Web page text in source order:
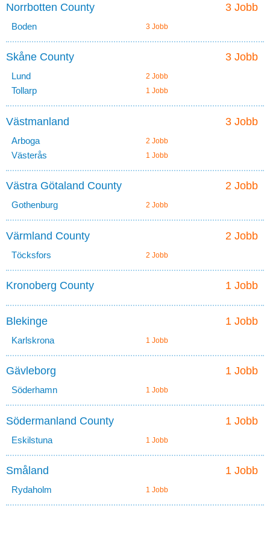
3 Jobb
Norrbotten County
Boden 3 Jobb
3 Jobb
Skåne County
Lund 2 Jobb
Tollarp 1 Jobb
3 Jobb
Västmanland
Arboga 2 Jobb
Västerås 1 Jobb
2 Jobb
Västra Götaland County
Gothenburg 2 Jobb
2 Jobb
Värmland County
Töcksfors 2 Jobb
1 Jobb
Kronoberg County
1 Jobb
Blekinge
Karlskrona 1 Jobb
1 Jobb
Gävleborg
Söderhamn 1 Jobb
1 Jobb
Södermanland County
Eskilstuna 1 Jobb
1 Jobb
Småland
Rydaholm 1 Jobb